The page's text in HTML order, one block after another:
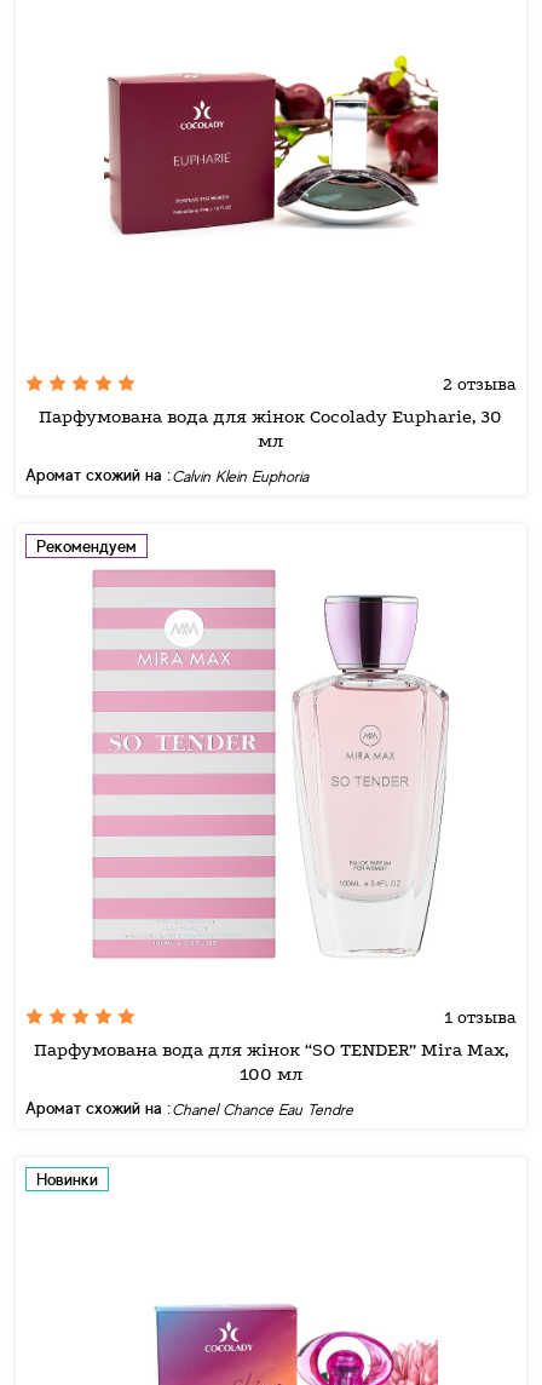
2 отзыва
Парфумована вода для жінок Cocolady Eupharie, 30
мл
Аромат схожий на :Calvin Klein Euphoria
Рекомендуем
1 отзыва
Парфумована вода для жінок “SO TENDER” Mira Max,
100 мл
Аромат схожий на :Chanel Chance Eau Tendre
Новинки